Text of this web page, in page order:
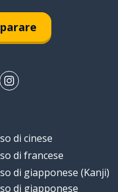
di cinese
di francese
di giapponese (Kanji)
di giapponese